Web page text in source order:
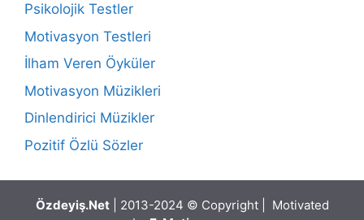
Psikolojik Testler
Motivasyon Testleri
İlham Veren Öyküler
Motivasyon Müzikleri
Dinlendirici Müzikler
Pozitif Özlü Sözler
Özdeyiş.Net| 2013-2024 © Copyright | Motivated